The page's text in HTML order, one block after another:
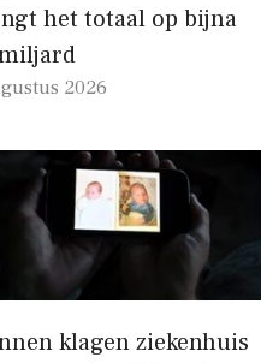
het totaal op bijna
2026
klagen ziekenhuis